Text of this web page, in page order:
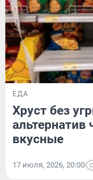
ЕДА
Хруст без
альтернатив
вкусные
17 июля, 2026, 20:00